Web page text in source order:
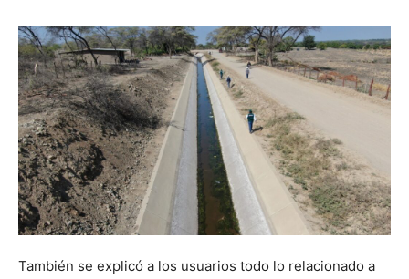
También se explicó a los usuarios todo lo relacionado a